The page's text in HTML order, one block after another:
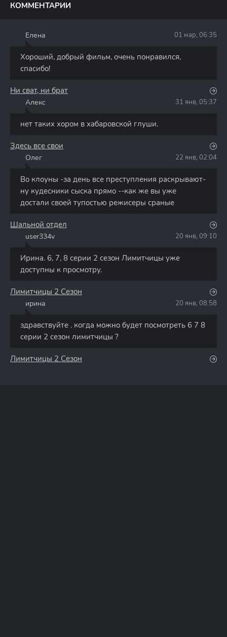
КОММЕНТАРИИ
Елена 01 мар, 06:35
Хороший, добрый фильм, очень понравился,
спасибо!
Ни сват, ни брат
Алекс 31 янв, 05:37
нет таких хором в хабаровской глуши.
Здесь все свои
Олег 22 янв, 02:04
Во клоуны -за день все преступления раскрывают-
ну кудесники сыска прямо --как же вы уже
достали своей тупостью режисеры сраные
Шальной отдел
user334v 20 янв, 09:10
Ирина. 6, 7, 8 серии 2 сезон Лимитчицы уже
доступны к просмотру.
Лимитчицы 2 Сезон
ирина 20 янв, 08:58
здравствуйте . когда можно будет посмотреть 6 7 8
серии 2 сезон лимитчицы ?
Лимитчицы 2 Сезон